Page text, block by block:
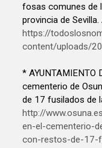
fosas comunes de
provincia de
https://
content/uploads/
* AYUNTAMIENTO
cementerio de
de 17 fusilados de
http://
en-el-cementerio-
con-restos-de-17-